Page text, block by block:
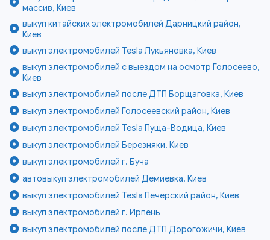
массив, Киев
выкуп китайских электромобилей Дарницкий район,
Киев
выкуп электромобилей Tesla Лукьяновка, Киев
выкуп электромобилей с выездом на осмотр Голосеево,
Киев
выкуп электромобилей после ДТП Борщаговка, Киев
выкуп электромобилей Голосеевский район, Киев
выкуп электромобилей Tesla Пуща-Водица, Киев
выкуп электромобилей Березняки, Киев
выкуп электромобилей г. Буча
автовыкуп электромобилей Демиевка, Киев
выкуп электромобилей Tesla Печерский район, Киев
выкуп электромобилей г. Ирпень
выкуп электромобилей после ДТП Дорогожичи, Киев